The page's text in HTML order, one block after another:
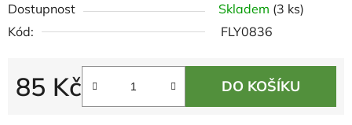
Dostupnost Skladem (3 ks)
Kód:
FLY0836
85 Kč
Měrná cena:
DO KOŠÍKU